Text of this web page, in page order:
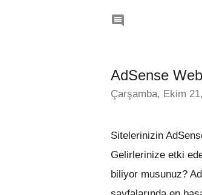

AdSense
Çarşamba, Ekim
Sitelerinizin
Gelirlerinize etki
biliyor musunuz?